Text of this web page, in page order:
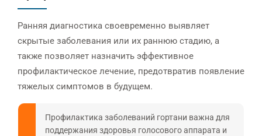
Ранняя диагностика своевременно выявляет
скрытые заболевания или их раннюю стадию, а
также позволяет назначить эффективное
профилактическое лечение, предотвратив появление
тяжелых симптомов в будущем.
Профилактика заболеваний гортани важна для
поддержания здоровья голосового аппарата и